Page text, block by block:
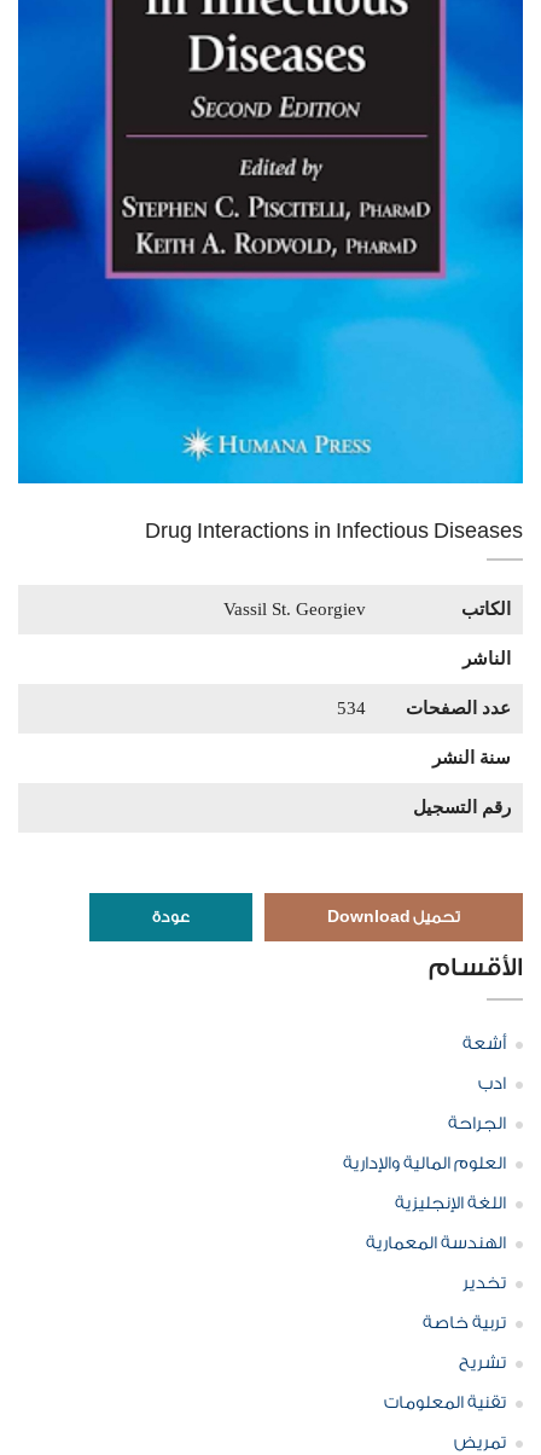
Drug Interactions in Infectious Diseases
الكاتب Vassil St. Georgiev
الناشر
عدد الصفحات 534
سنة النشر
رقم التسجيل
تحميل Download عودة
الأقسام
أشعة
ادب
الجراحة
العلوم المالية والإدارية
اللغة الإنجليزية
الهندسة المعمارية
تخدير
تربية خاصة
تشريح
تقنية المعلومات
تمريض